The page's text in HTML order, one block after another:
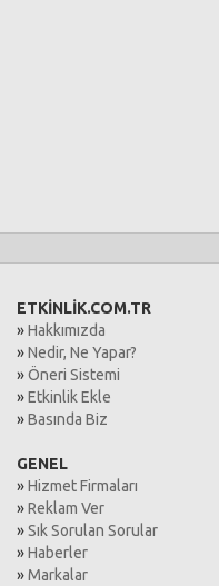
ETKİNLİK.COM.TR
»Hakkımızda
»Nedir, Ne Yapar?
»Öneri Sistemi
»Etkinlik Ekle
»Basında Biz
GENEL
»Hizmet Firmaları
»Reklam Ver
»Sık Sorulan Sorular
»Haberler
»Markalar